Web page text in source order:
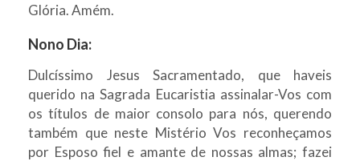
Glória. Amém.
Nono Dia:
Dulcíssimo Jesus Sacramentado, que haveis
querido na Sagrada Eucaristia assinalar-Vos com
os títulos de maior consolo para nós, querendo
também que neste Mistério Vos reconheçamos
por Esposo fiel e amante de nossas almas; fazei